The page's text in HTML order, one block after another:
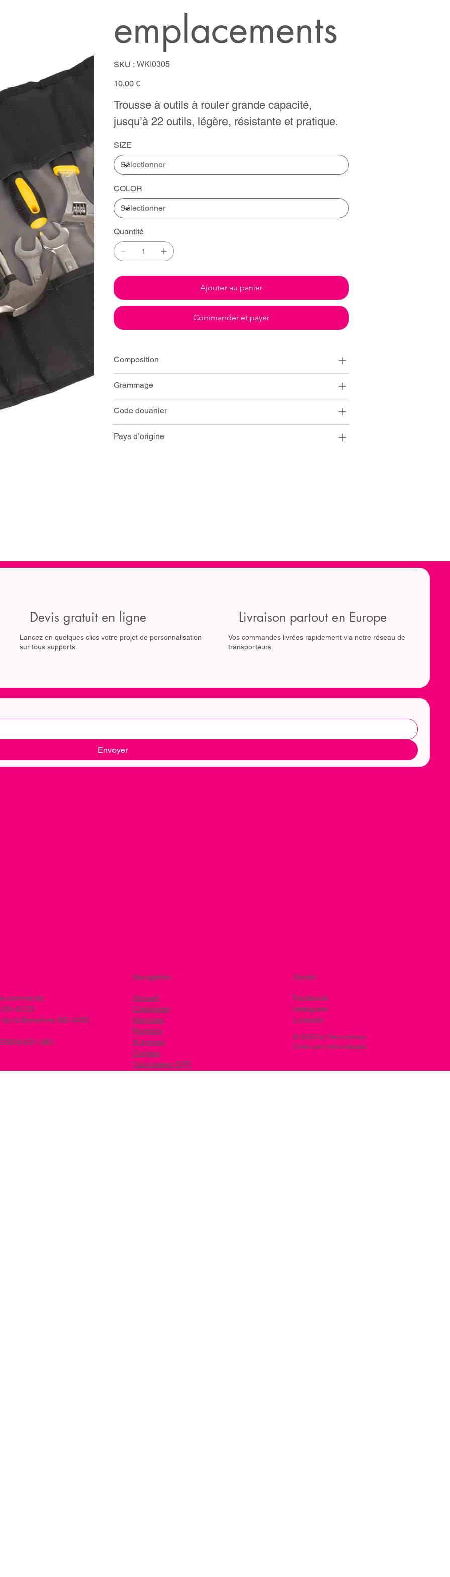
emplacements
SKU : SKU
WKI0305
WKI0305
Prix
10,00 €
Trousse à outils à rouler grande capacité,
jusqu’à 22 outils, légère, résistante et pratique.
SIZE
COLOR
Quantité
Ajouter au panier
Commander et payer
Composition
Grammage
Code douanier
Pays d’origine
Devis gratuit en ligne
Lancez en quelques clics votre projet de personnalisation
sur tous supports.
Livraison partout en Europe
Vos commandes livrées rapidement via notre réseau de
transporteurs.
comme.be
05 45 22
de la Berwinne BE-4450
Navigation
Accueil
Catalogue
Services
Portfolio
À propos
Contact
Calculateur DTF
Social
Facebook
Instagram
Linkedin
© 2025 by Tee-comme.
Créer par notre équipe.
Envoyer